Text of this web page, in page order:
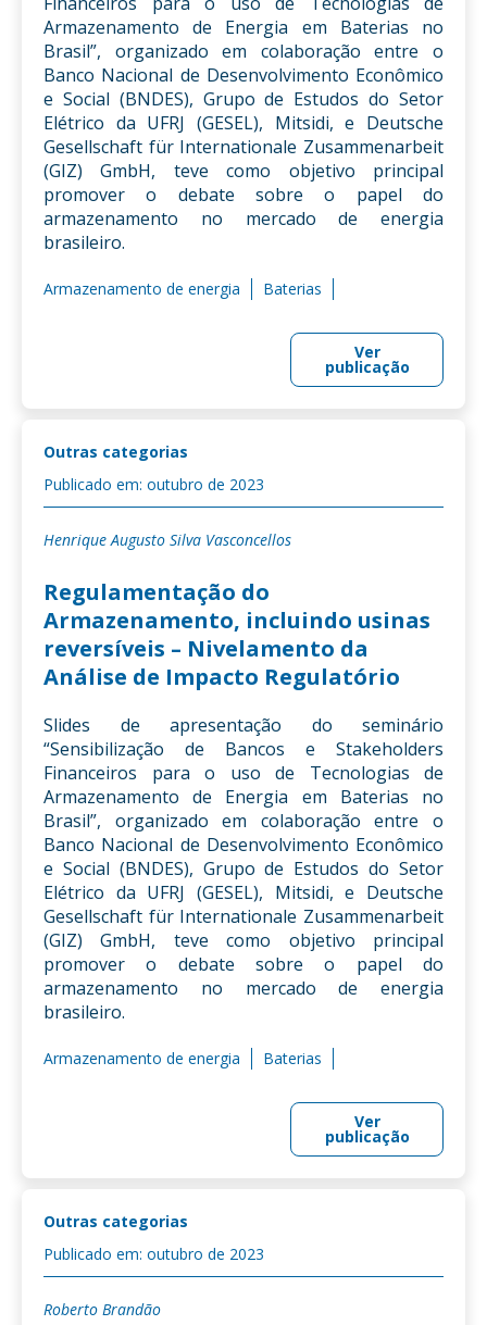
Armazenamento de Energia em Baterias no
Brasil”, organizado em colaboração entre o
Banco Nacional de Desenvolvimento Econômico
e Social (BNDES), Grupo de Estudos do Setor
Elétrico da UFRJ (GESEL), Mitsidi, e Deutsche
Gesellschaft für Internationale Zusammenarbeit
(GIZ) GmbH, teve como objetivo principal
promover o debate sobre o papel do
armazenamento no mercado de energia
brasileiro.
Armazenamento de energia Baterias
Ver
publicação
Outras categorias
Publicado em: outubro de 2023
Henrique Augusto Silva Vasconcellos
Regulamentação do
Armazenamento, incluindo usinas
reversíveis – Nivelamento da
Análise de Impacto Regulatório
Slides de apresentação do seminário
“Sensibilização de Bancos e Stakeholders
Financeiros para o uso de Tecnologias de
Armazenamento de Energia em Baterias no
Brasil”, organizado em colaboração entre o
Banco Nacional de Desenvolvimento Econômico
e Social (BNDES), Grupo de Estudos do Setor
Elétrico da UFRJ (GESEL), Mitsidi, e Deutsche
Gesellschaft für Internationale Zusammenarbeit
(GIZ) GmbH, teve como objetivo principal
promover o debate sobre o papel do
armazenamento no mercado de energia
brasileiro.
Armazenamento de energia Baterias
Ver
publicação
Outras categorias
Publicado em: outubro de 2023
Roberto Brandão